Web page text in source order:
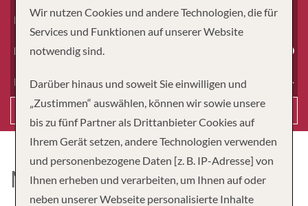
Kinder
Dauer
Reiseart
Suchen
MS ARLENE II
Wir nutzen Cookies und andere Technologien, die für
Services und Funktionen auf unserer Website
notwendig sind.
Darüber hinaus und soweit Sie einwilligen und
„Zustimmen“ auswählen, können wir sowie unsere
bis zu fünf Partner als Drittanbieter Cookies auf
Ihrem Gerät setzen, andere Technologien verwenden
und personenbezogene Daten [z. B. IP-Adresse] von
Ihnen erheben und verarbeiten, um Ihnen auf oder
neben unserer Webseite personalisierte Inhalte